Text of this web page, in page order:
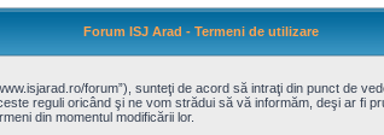
Forum ISJ Arad - Termeni de utilizare
forum”), sunteţi de acord să intraţi din punct de
reguli oricând şi ne vom strădui să vă informăm, deşi ar fi
din momentul modificării lor.